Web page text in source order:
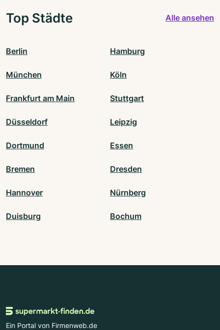
Top Städte Alle ansehen
Berlin Hamburg
München Köln
Frankfurt am Main Stuttgart
Düsseldorf Leipzig
Dortmund Essen
Bremen Dresden
Hannover Nürnberg
Duisburg Bochum
Ein Portal von Firmenweb.de